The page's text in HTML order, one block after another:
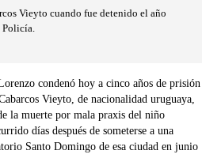
Vieyto cuando fue detenido el año
Policía.
condenó hoy a cinco años de prisión
Vieyto, de nacionalidad uruguaya,
la muerte por mala praxis del niño
días después de someterse a una
Santo Domingo de esa ciudad en junio